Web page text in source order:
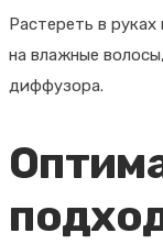
Растереть в
на влажные
диффузора.